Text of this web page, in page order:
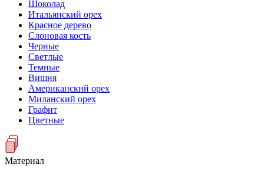
Шоколад
Итальянский орех
Красное дерево
Слоновая кость
Черные
Светлые
Темные
Вишня
Американский орех
Миланский орех
Графит
Цветные
Материал